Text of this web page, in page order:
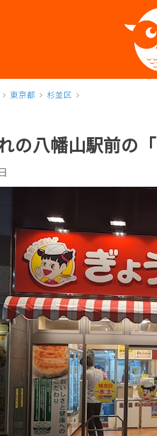
東京都 杉並区
の八幡山駅前の